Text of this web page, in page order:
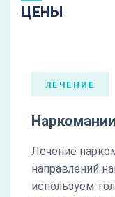
ЦЕНЫ
ЛЕЧЕНИЕ
Наркомании
Лечение
направлений
используем